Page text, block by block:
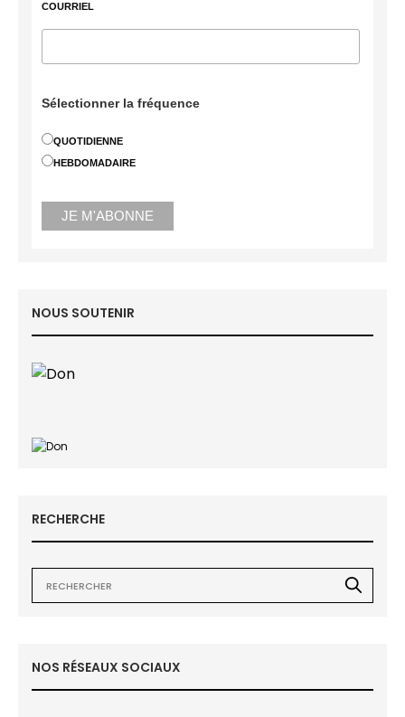
COURRIEL
Sélectionner la fréquence
QUOTIDIENNE
HEBDOMADAIRE
NOUS SOUTENIR
RECHERCHE
NOS RÉSEAUX SOCIAUX